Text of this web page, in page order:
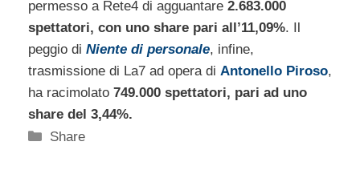
permesso a Rete4 di agguantare 2.683.000
spettatori, con uno share pari all’11,09%. Il
peggio di Niente di personale, infine,
trasmissione di La7 ad opera di Antonello Piroso,
ha racimolato 749.000 spettatori, pari ad uno
share del 3,44%.
Categorie
Share